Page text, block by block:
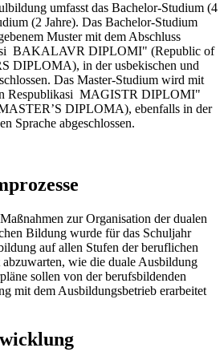
umfasst das Bachelor-Studium (4
(2 Jahre). Das Bachelor-Studium
Muster mit dem Abschluss
BAKALAVR DIPLOMI" (Republic of
DIPLOMA), in der usbekischen und
Das Master-Studium wird mit
Respublikasi MAGISTR DIPLOMI"
DIPLOMA), ebenfalls in der
Sprache abgeschlossen.
zur Organisation der dualen
Bildung wurde für das Schuljahr
auf allen Stufen der beruflichen
wie die duale Ausbildung
sollen von der berufsbildenden
mit dem Ausbildungsbetrieb erarbeitet